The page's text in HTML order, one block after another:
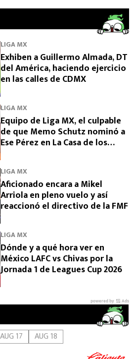
LIGA MX
Exhiben a Guillermo Almada, DT
del América, haciendo ejercicio
en las calles de CDMX
LIGA MX
Equipo de Liga MX, el culpable
de que Memo Schutz nominó a
Ese Pérez en La Casa de los
LIGA MX
Aficionado encara a Mikel
Arriola en pleno vuelo y así
reaccionó el directivo de la FMF
LIGA MX
Dónde y a qué hora ver en
México LAFC vs Chivas por la
Jornada 1 de Leagues Cup 2026